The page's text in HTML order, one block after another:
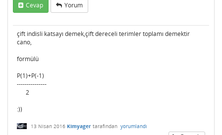
Cevap Yorum
çift indisli katsayı demek,çift dereceli terimler toplamı demektir
cano,
formülü
P(1)+P(-1)
---------------
2
:))
13 Nisan 2016 Kimyager tarafından yorumlandı